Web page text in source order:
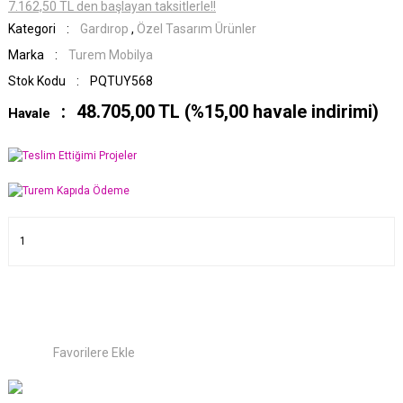
7.162,50 TL den başlayan taksitlerle!!
Kategori
Gardırop , Özel Tasarım Ürünler
Marka
Turem Mobilya
Stok Kodu
PQTUY568
Havale 48.705,00 TL (%15,00 havale indirimi)